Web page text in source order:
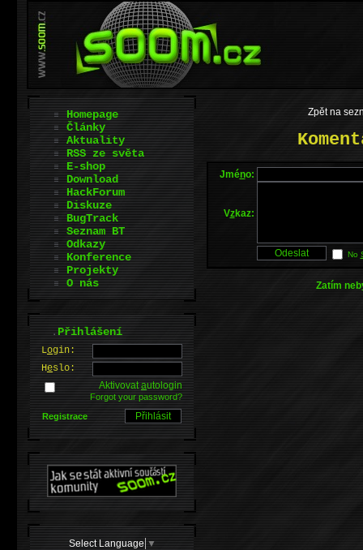
Zpět na
Jméno:
Vzkaz:
No
Zatím
Homepage
Články
Aktuality
RSS ze světa
E-shop
Download
HackForum
Diskuze
BugTrack
Seznam BT
Odkazy
Konference
Projekty
O nás
.Přihlášení
Login:
Heslo:
Aktivovatautologin
Forgot your password?
Registrace
Select Language ▼